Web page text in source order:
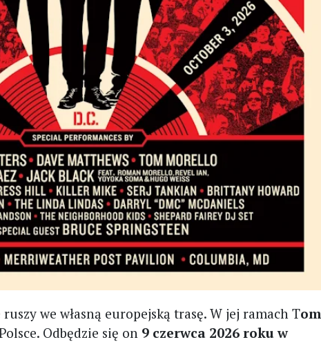
we własną europejską trasę. W jej ramach Tom
Odbędzie się on 9 czerwca 2026 roku w